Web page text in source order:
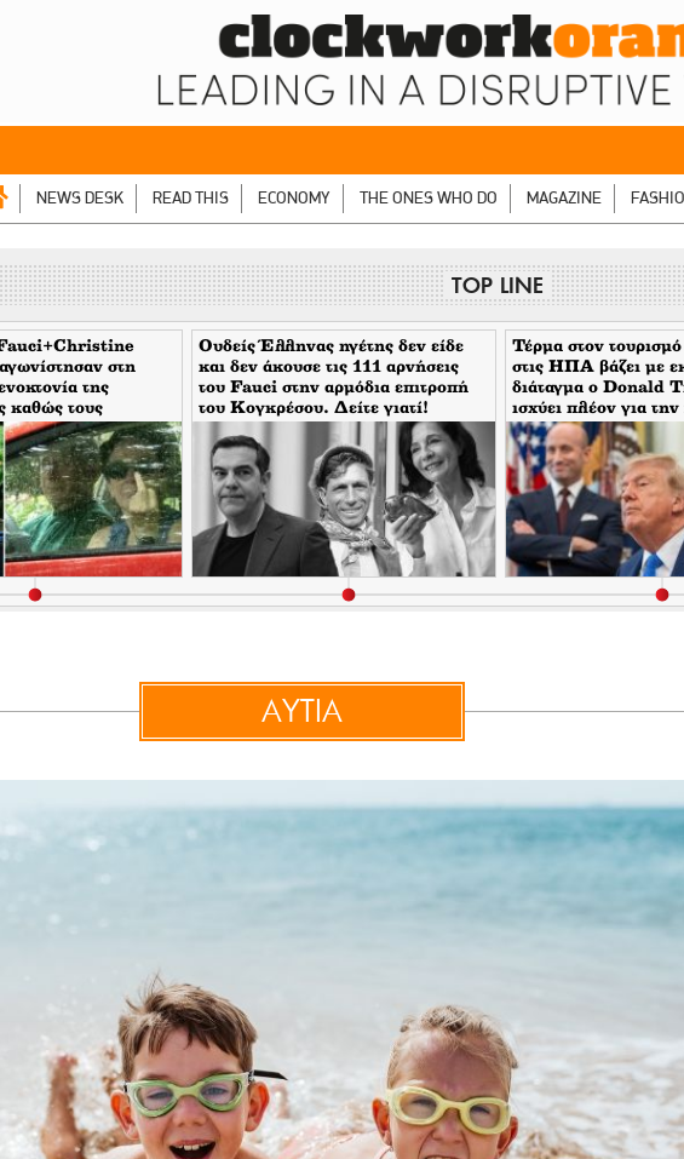
NEWS DESK READ THIS ECONOMY THE ONES WHO DO MAGAZINE
TOP LINE
στη
της
καθώς τους
ερπύστριες
Τώρα η σύζυγος
στους
Ουδείς Έλληνας ηγέτης δεν είδε
και δεν άκουσε τις 111 αρνήσεις
του Fauci στην αρμόδια επιτροπή
του Κογκρέσου. Δείτε γιατί!
Τέρμα στον
στις ΗΠΑ βάζει με
διάταγμα ο Donald
ισχύει πλέον για
υπηκοότητας
ΑΥΤΙΑ